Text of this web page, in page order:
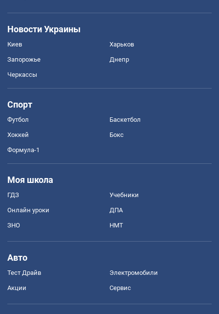
Новости Украины
Киев Харьков
Запорожье Днепр
Черкассы
Спорт
Футбол Баскетбол
Хоккей Бокс
Формула-1
Моя школа
ГДЗ Учебники
Онлайн уроки ДПА
ЗНО НМТ
Авто
Тест Драйв Электромобили
Акции Сервис